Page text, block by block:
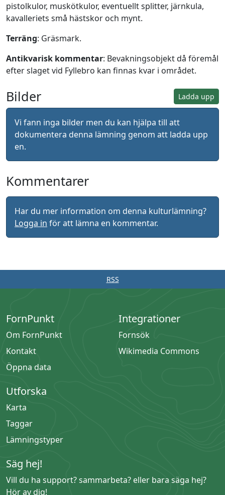
pistolkulor, muskötkulor, eventuellt splitter, järnkula,
kavalleriets små hästskor och mynt.
Terräng: Gräsmark.
Antikvarisk kommentar: Bevakningsobjekt då föremål
efter slaget vid Fyllebro kan finnas kvar i området.
Ladda upp
Bilder
Vi fann inga bilder men du kan hjälpa till att
dokumentera denna lämning genom att ladda upp
en.
Kommentarer
Har du mer information om denna kulturlämning?
Logga in för att lämna en kommentar.
RSS
FornPunkt
Om FornPunkt
Kontakt
Öppna data
Integrationer
Fornsök
Wikimedia Commons
Utforska
Karta
Taggar
Lämningstyper
Säg hej!
Vill du ha support? sammarbeta? eller bara säga hej?
Hör av dig!